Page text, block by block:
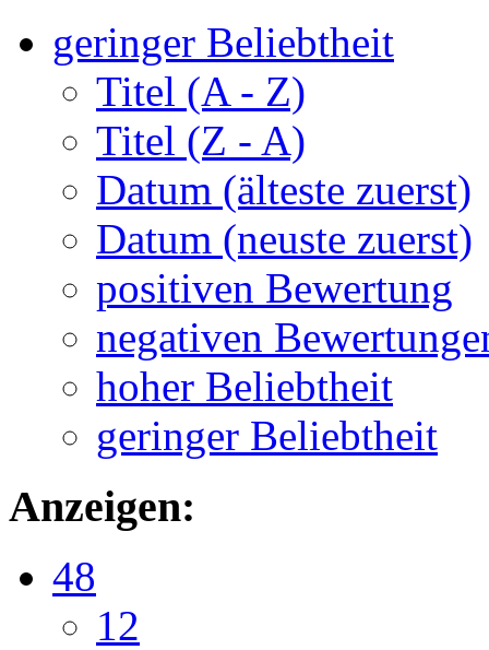
geringer Beliebtheit
Titel (A - Z)
Titel (Z - A)
Datum (älteste zuerst)
Datum (neuste zuerst)
positiven Bewertung
negativen
hoher Beliebtheit
geringer Beliebtheit
Anzeigen:
48
12